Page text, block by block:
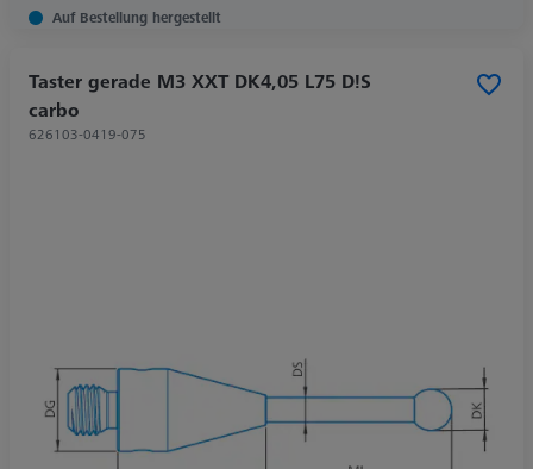
Auf Bestellung hergestellt
Taster gerade M3 XXT DK4,05 L75 D!S
carbo
626103-0419-075